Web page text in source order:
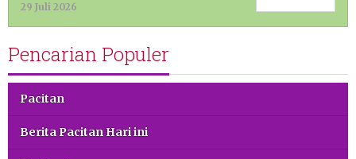
29 Juli 2026
Pencarian Populer
Pacitan
Berita Pacitan Hari ini